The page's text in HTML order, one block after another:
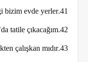
41.Onlar her Salı yemeği bizim evde yerler.
42.Ben de bu yıl Temmuz’da tatile çıkacağım.
43.Türk Milleti gerçekten çalışkan mıdır?